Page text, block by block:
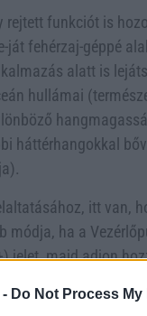
Do Not Process
rejtett funkciót is
fehérzaj-géppé
alatt is
hullámai
háttérhangokkal
itt van,
módja, ha a
jelet, majd adjon
van állítva, érintse
funkció